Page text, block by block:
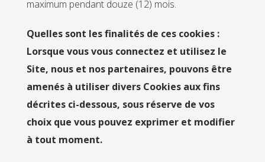
maximum pendant douze (12) mois.
Quelles sont les finalités de ces cookies :
Lorsque vous vous connectez et utilisez le
Site, nous et nos partenaires, pouvons être
amenés à utiliser divers Cookies aux fins
décrites ci-dessous, sous réserve de vos
choix que vous pouvez exprimer et modifier
à tout moment.